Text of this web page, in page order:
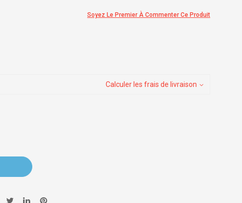
Soyez Le Premier À Commenter Ce Produit
Calculer les frais de livraison